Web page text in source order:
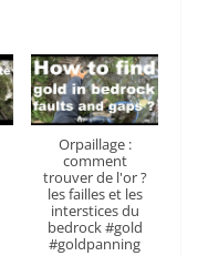
Orpaillage :
comment
trouver de l'or ?
les failles et les
interstices du
bedrock #gold
#goldpanning